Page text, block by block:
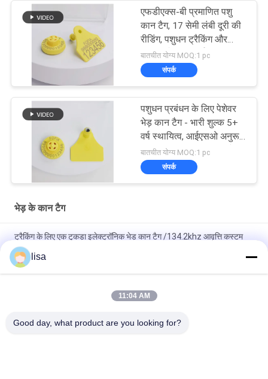
एफडीएक्स-बी प्रमाणित पशु
कान टैग, 17 सेमी लंबी दूरी की
रीडिंग, पशुधन ट्रैकिंग और
प्रबंधन के लिए आईसीएआर/
आईएसओ अनुरूप
बातचीत योग्य MOQ:1 pc
संपर्क
पशुधन प्रबंधन के लिए पेशेवर
भेड़ कान टैग - भारी शुल्क 5+
वर्ष स्थायित्व, आईएसओ अनुरूप,
ICAR प्रमाणित, चरागाह और
खेत ट्रैकिंग के लिए आदर्श
बातचीत योग्य MOQ:1 pc
संपर्क
भेड़ के कान टैग
ट्रैकिंग के लिए एक टुकड़ा इलेक्ट्रॉनिक भेड़ कान टैग /134.2khz आवृत्ति कस्टम
मवेशी कान टैग
आरएफआईडी लपेटें भेड़ भेड़ के आसपास टैग, टीपीयू भेड़ पहचान टैग आईएसओ
आरएफआईडी पशु ट्रैकिंग के लिए कम आवृत्ति
lisa
11:04 AM
Good day, what product are you looking for?